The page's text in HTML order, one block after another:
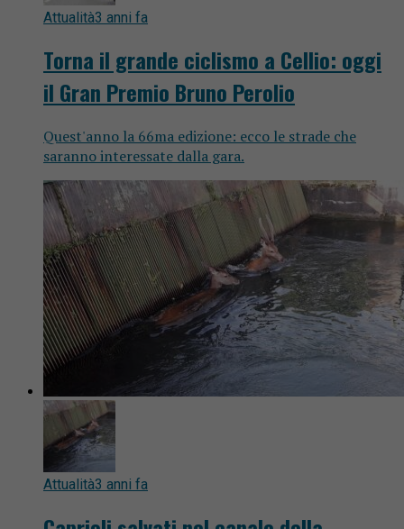
Attualità3 anni fa
Torna il grande ciclismo a Cellio: oggi
il Gran Premio Bruno Perolio
Quest'anno la 66ma edizione: ecco le strade che
saranno interessate dalla gara.
Attualità3 anni fa